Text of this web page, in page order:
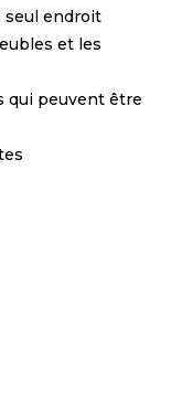
seul endroit
et les
qui peuvent être